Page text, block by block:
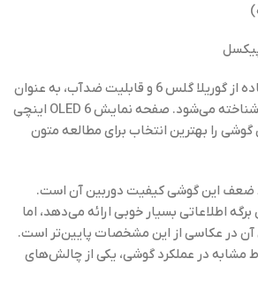
این گوشی به لطف استفاده از گوریلا گلس 6 و قابلیت ضدآب، به عنوان
یک گوشی قوی و مقاوم شناخته می‌شود. صفحه نمایش OLED 6 اینچی
ابعاد 21:9، این گوشی را بهترین انتخاب برای مطالعه متون
ضعف این گوشی کیفیت دوربین آن است.
اطلاعاتی بسیار خوبی ارائه می‌دهد، اما
آن در عکاسی از این مشخصات پایین‌تر است.
مشابه در عملکرد گوشی، یکی از چالش‌های